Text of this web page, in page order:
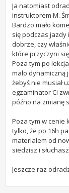
Ja natomiast
instruktorem M.
Bardzo mało
się podczas jazdy
dobrze, czy
które przyczyni
Poza tym po
mało dynamiczną
żebyś nie musiał
egzaminator Ci
późno na zmianę
Poza tym w cenie
tylko, że po 16h
materiałem od
siedzisz i
Jeszcze raz